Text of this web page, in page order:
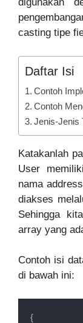
casting tipe
Daftar Isi
Contoh
Contoh
Jenis-Jenis
Katakanlah
User
nama
diakses
Sehingga
array yang
Contoh isi
di bawah ini:
{